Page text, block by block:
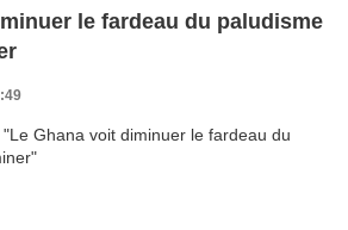
le fardeau du paludisme